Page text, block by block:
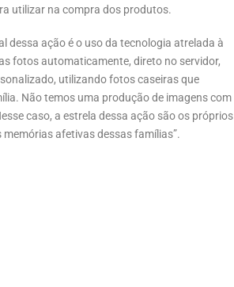
utilizar na compra dos produtos.
dessa ação é o uso da tecnologia atrelada à
fotos automaticamente, direto no servidor,
utilizando fotos caseiras que
Não temos uma produção de imagens com
caso, a estrela dessa ação são os próprios
afetivas dessas famílias”.